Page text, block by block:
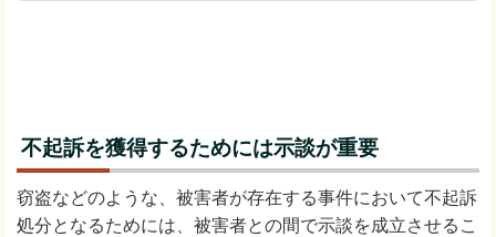
不起訴を獲得するためには示談が重要
窃盗などのような、被害者が存在する事件において不起訴
処分となるためには、被害者との間で示談を成立させるこ